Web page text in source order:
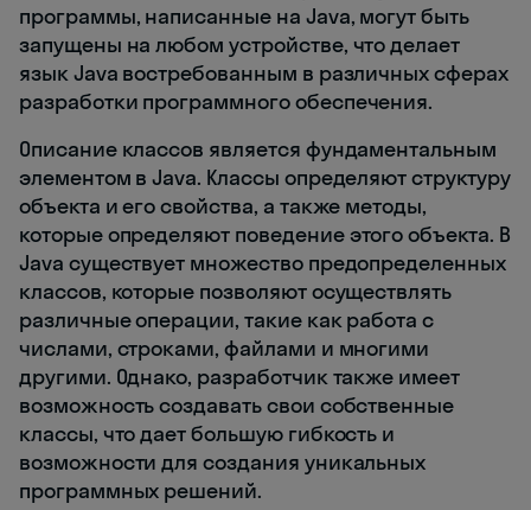
программы, написанные на Java, могут быть
запущены на любом устройстве, что делает
язык Java востребованным в различных сферах
разработки программного обеспечения.
Описание классов является фундаментальным
элементом в Java. Классы определяют структуру
объекта и его свойства, а также методы,
которые определяют поведение этого объекта. В
Java существует множество предопределенных
классов, которые позволяют осуществлять
различные операции, такие как работа с
числами, строками, файлами и многими
другими. Однако, разработчик также имеет
возможность создавать свои собственные
классы, что дает большую гибкость и
возможности для создания уникальных
программных решений.